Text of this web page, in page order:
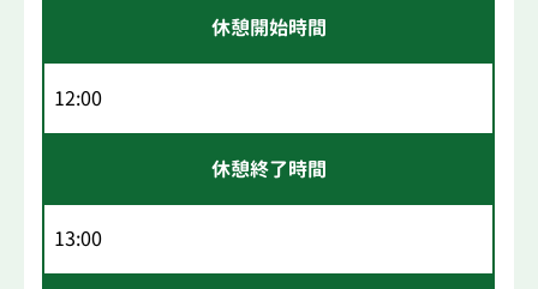
休憩開始時間
12:00
休憩終了時間
13:00